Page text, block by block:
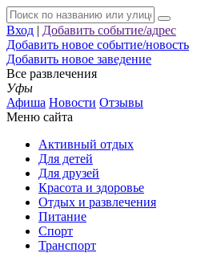
Вход | Добавить событие/адрес
Добавить новое событие/новость
Добавить новое заведение
Все развлечения
Уфы
Афиша Новости Отзывы
Меню сайта
Активный отдых
Для детей
Для друзей
Красота и здоровье
Отдых и развлечения
Питание
Спорт
Транспорт